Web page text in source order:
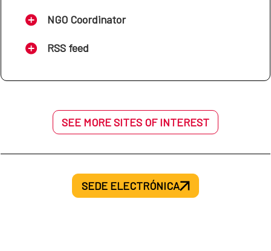
NGO Coordinator
RSS feed
SEE MORE SITES OF INTEREST
SEDE ELECTRÓNICA